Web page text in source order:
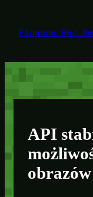
treści
Finanse Bez
API
obrazów